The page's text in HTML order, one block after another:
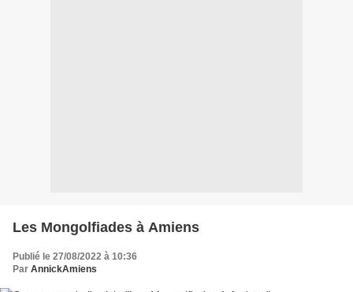
Les Mongolfiades à Amiens
Publié le 27/08/2022 à 10:36
Par AnnickAmiens